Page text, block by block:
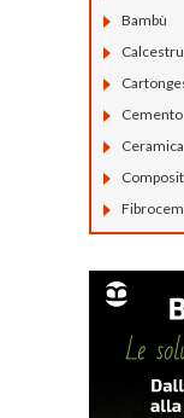
Bambù
Cemento
Ceramica